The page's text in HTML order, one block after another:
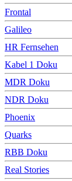
Frontal
Galileo
HR Fernsehen
Kabel 1 Doku
MDR Doku
NDR Doku
Phoenix
Quarks
RBB Doku
Real Stories